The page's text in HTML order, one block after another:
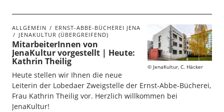
JenaKultur, C. Häcker
ALLGEMEIN
ERNST-ABBE-BÜCHEREI JENA
JENAKULTUR (ÜBERGREIFEND)
MitarbeiterInnen von
JenaKultur vorgestellt | Heute:
Kathrin Theilig
Heute stellen wir Ihnen die neue
Leiterin der Lobedaer Zweigstelle der Ernst-Abbe-Bücherei,
Frau Kathrin Theilig vor. Herzlich willkommen bei
JenaKultur!